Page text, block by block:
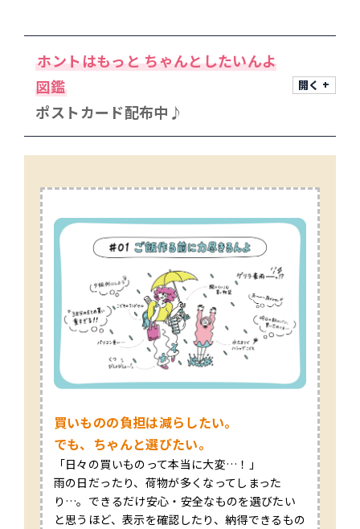
ホントはもっと ちゃんとしたいんよ
図鑑
ポストカード配布中♪
買いものの負担は減らしたい。
でも、ちゃんと選びたい。
「日々の買いものって本当に大変…！」
雨の日だったり、荷物が多くなってしまった
り…。できるだけ安心・安全なものを選びたい
と思うほど、表示を確認したり、納得できるもの